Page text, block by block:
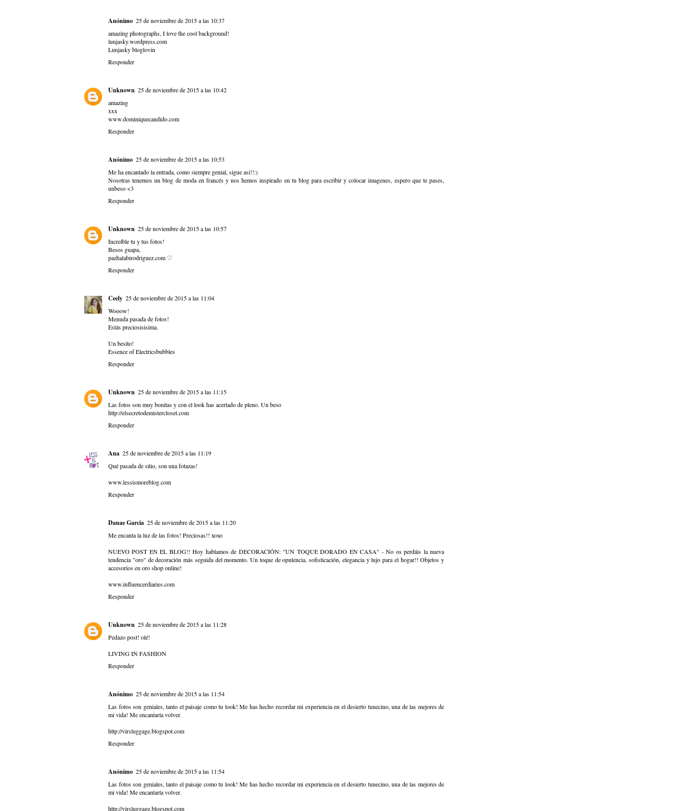
Anónimo 25 de noviembre de 2015 a las 10:37
amazing photographs, I love the cool background!
lunjasky.wordpress.com
Lunjasky bloglovin
Responder
Unknown 25 de noviembre de 2015 a las 10:42
amazing
xxx
www.dominiquecandido.com
Responder
Anónimo 25 de noviembre de 2015 a las 10:53
Me ha encantado la entrada, como siempre genial, sigue asi!!:)
Nosotras tenemos un blog de moda en francés y nos hemos inspirado en tu blog para escribir y colocar imagenes, espero que te pases,
unbeso <3
Responder
Unknown 25 de noviembre de 2015 a las 10:57
Increíble tu y tus fotos!
Besos guapa,
pazhalabirodriguez.com ♡
Responder
Ceely 25 de noviembre de 2015 a las 11:04
Wooow!
Menuda pasada de fotos!
Estás preciosisisima.
Un besito!
Essence of Electricsbubbles
Responder
Unknown 25 de noviembre de 2015 a las 11:15
Las fotos son muy bonitas y con el look has acertado de pleno. Un beso
http://elsecretodemistercloset.com
Responder
Ana 25 de noviembre de 2015 a las 11:19
Qué pasada de sitio, son una fotazas!
www.lessismoreblog.com
Responder
Danae Garcia 25 de noviembre de 2015 a las 11:20
Me encanta la luz de las fotos! Preciosas!! xoxo
NUEVO POST EN EL BLOG!! Hoy hablamos de DECORACIÓN: "UN TOQUE DORADO EN CASA" - No os perdáis la nueva
tendencia "oro" de decoración más seguida del momento. Un toque de opulencia, sofisticación, elegancia y lujo para el hogar!! Objetos y
accesorios en oro shop online!
www.influencerdiaries.com
Responder
Unknown 25 de noviembre de 2015 a las 11:28
Pedazo post! olé!
LIVING IN FASHION
Responder
Anónimo 25 de noviembre de 2015 a las 11:54
Las fotos son geniales, tanto el paisaje como tu look! Me has hecho recordar mi experiencia en el desierto tunecino, una de las mejores de
mi vida! Me encantaría volver.
http://virsluggage.blogspot.com
Responder
Anónimo 25 de noviembre de 2015 a las 11:54
Las fotos son geniales, tanto el paisaje como tu look! Me has hecho recordar mi experiencia en el desierto tunecino, una de las mejores de
mi vida! Me encantaría volver.
http://virsluggage.blogspot.com